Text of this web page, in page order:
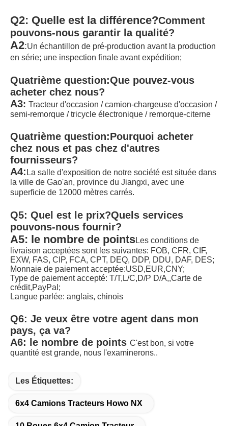
Q2: Quelle est la différence?Comment
pouvons-nous garantir la qualité?
A2:Un échantillon de pré-production avant la production
en série; une inspection finale avant expédition;
Quatrième question:Que pouvez-vous
acheter chez nous?
A3: Tracteur d'occasion / camion-chargeuse d'occasion /
semi-remorque / tricycle électronique / remorque-citerne
Quatrième question:Pourquoi acheter
chez nous et pas chez d'autres
fournisseurs?
A4: La salle d'exposition de notre société est située dans
la ville de Gao'an, province du Jiangxi, avec une
superficie de 12000 mètres carrés.
Q5: Quel est le prix?Quels services
pouvons-nous fournir?
A5: le nombre de pointsLes conditions de
livraison acceptées sont les suivantes: FOB, CFR, CIF,
EXW, FAS, CIP, FCA, CPT, DEQ, DDP, DDU, DAF, DES;
Monnaie de paiement acceptée:USD,EUR,CNY;
Type de paiement accepté: T/T,L/C,D/P D/A,,Carte de
crédit,PayPal;
Langue parlée: anglais, chinois
Q6: Je veux être votre agent dans mon
pays, ça va?
A6: le nombre de points C'est bon, si votre
quantité est grande, nous l'examinerons..
Les Étiquettes:
6x4 Camions Tracteurs Howo NX